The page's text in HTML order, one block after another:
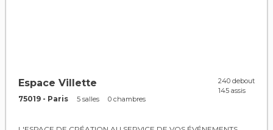
Espace Villette
75019 - Paris 5 salles 0 chambres
240 debout
145 assis